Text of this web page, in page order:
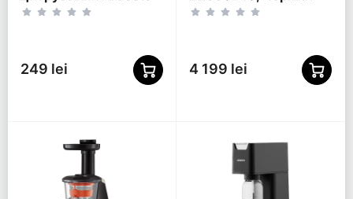
CJK-K1LBL, Чёрный
249 lei 4 199 lei